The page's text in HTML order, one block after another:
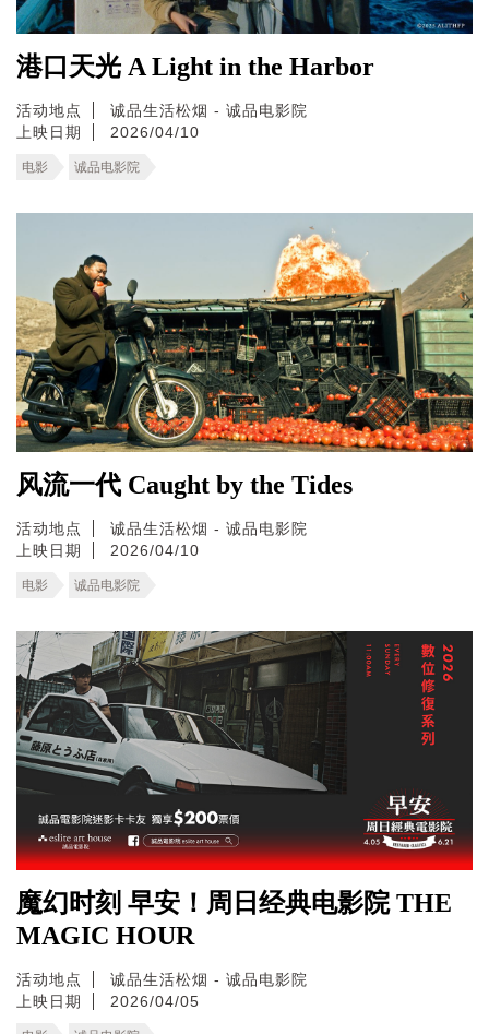
港口天光 A Light in the Harbor
活动地点
诚品生活松烟 - 诚品电影院
上映日期
2026/04/10
电影 诚品电影院
风流一代 Caught by the Tides
活动地点
诚品生活松烟 - 诚品电影院
上映日期
2026/04/10
电影 诚品电影院
魔幻时刻 早安！周日经典电影院 THE
MAGIC HOUR
活动地点
诚品生活松烟 - 诚品电影院
上映日期
2026/04/05